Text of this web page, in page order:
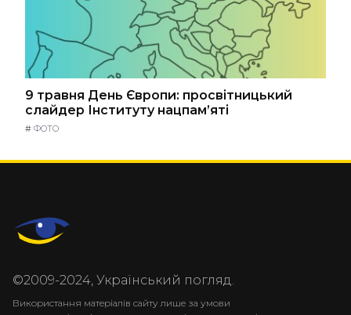
9 травня День Європи: просвітницький
слайдер Інституту нацпам’яті
# ФОТО
©2009-2024, Український погляд.
Використання матеріалів сайту лише за умови